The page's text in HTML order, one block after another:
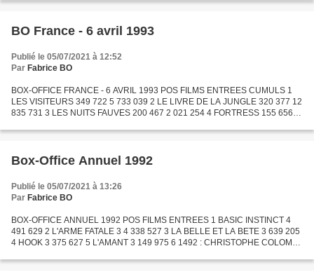
037...
BO France - 6 avril 1993
Publié le 05/07/2021 à 12:52
Par Fabrice BO
BOX-OFFICE FRANCE - 6 AVRIL 1993 POS FILMS ENTREES CUMULS 1
LES VISITEURS 349 722 5 733 039 2 LE LIVRE DE LA JUNGLE 320 377 12
835 731 3 LES NUITS FAUVES 200 467 2 021 254 4 FORTRESS 155 656
Box-Office Annuel 1992
Publié le 05/07/2021 à 13:26
Par Fabrice BO
BOX-OFFICE ANNUEL 1992 POS FILMS ENTREES 1 BASIC INSTINCT 4
491 629 2 L'ARME FATALE 3 4 338 527 3 LA BELLE ET LA BETE 3 639 205
4 HOOK 3 375 627 5 L'AMANT 3 149 975 6 1492 : CHRISTOPHE COLOMB